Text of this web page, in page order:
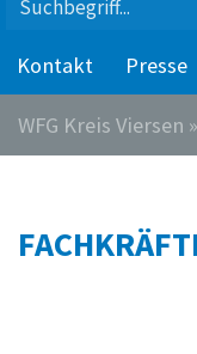
Kontakt Presse
WFG Kreis Viersen »